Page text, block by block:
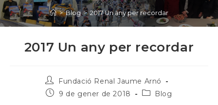
> Blog > 2017 Un any per recordar
2017 Un any per recordar
Autor
de
la
Fundació Renal Jaume Arnó
Publicat9 de gener de 2018
Categoria
Blog